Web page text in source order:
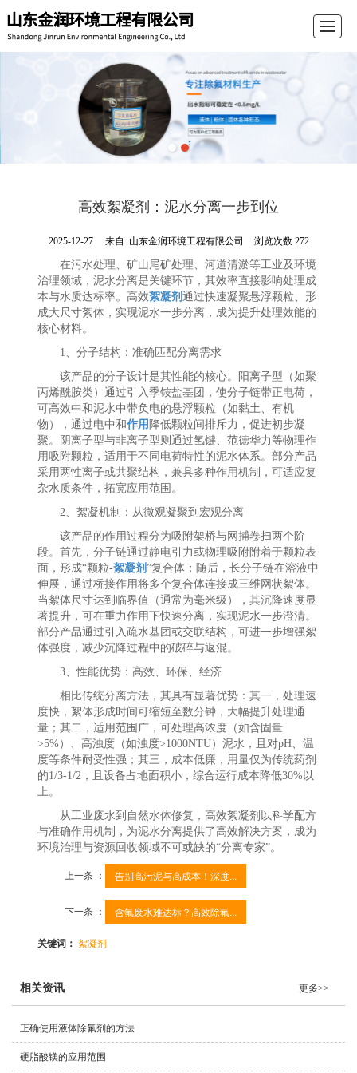
留言反馈 联系我们
高效絮凝剂：泥水分离一步到位
2025-12-27 来自: 山东金润环境工程有限公司 浏览次数:272
在污水处理、矿山尾矿处理、河道清淤等工业及环境
治理领域，泥水分离是关键环节，其效率直接影响处理成
本与水质达标率。高效絮凝剂通过快速凝聚悬浮颗粒、形
成大尺寸絮体，实现泥水一步分离，成为提升处理效能的
核心材料。
1、分子结构：准确匹配分离需求
该产品的分子设计是其性能的核心。阳离子型（如聚
丙烯酰胺类）通过引入季铵盐基团，使分子链带正电荷，
可高效中和泥水中带负电的悬浮颗粒（如黏土、有机
物），通过电中和作用 降低颗粒间排斥力，促进初步凝
聚。阴离子型与非离子型则通过氢键、范德华力等物理作
用吸附颗粒，适用于不同电荷特性的泥水体系。部分产品
采用两性离子或共聚结构，兼具多种作用机制，可适应复
杂水质条件，拓宽应用范围。
2、絮凝机制：从微观凝聚到宏观分离
该产品的作用过程分为吸附架桥与网捕卷扫两个阶
段。首先，分子链通过静电引力或物理吸附附着于颗粒表
面，形成“颗粒-絮凝剂”复合体；随后，长分子链在溶液中
伸展，通过桥接作用将多个复合体连接成三维网状絮体。
当絮体尺寸达到临界值（通常为毫米级），其沉降速度显
著提升，可在重力作用下快速分离，实现泥水一步澄清。
部分产品通过引入疏水基团或交联结构，可进一步增强絮
体强度，减少沉降过程中的破碎与返混。
3、性能优势：高效、环保、经济
相比传统分离方法，其具有显著优势：其一，处理速
度快，絮体形成时间可缩短至数分钟，大幅提升处理通
量；其二，适用范围广，可处理高浓度（如含固量
>5%）、高浊度（如浊度>1000NTU）泥水，且对pH、温
度等条件耐受性强；其三，成本低廉，用量仅为传统药剂
的1/3-1/2，且设备占地面积小，综合运行成本降低30%以
上。
从工业废水到自然水体修复，高效絮凝剂以科学配方
与准确作用机制，为泥水分离提供了高效解决方案，成为
环境治理与资源回收领域不可或缺的“分离专家”。
上一条 ： 告别高污泥与高成本！深度...
下一条 ： 含氟废水难达标？高效除氟...
关键词：絮凝剂
相关资讯 更多>>
正确使用液体除氟剂的方法
硬脂酸镁的应用范围